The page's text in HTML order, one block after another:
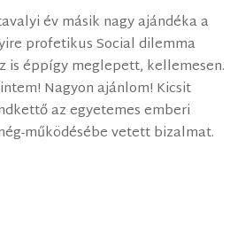
év másik nagy ajándéka a
profetikus Social dilemma
is éppígy meglepett, kellemesen.
Nagyon ajánlom! Kicsit
az egyetemes emberi
működésébe vetett bizalmat.